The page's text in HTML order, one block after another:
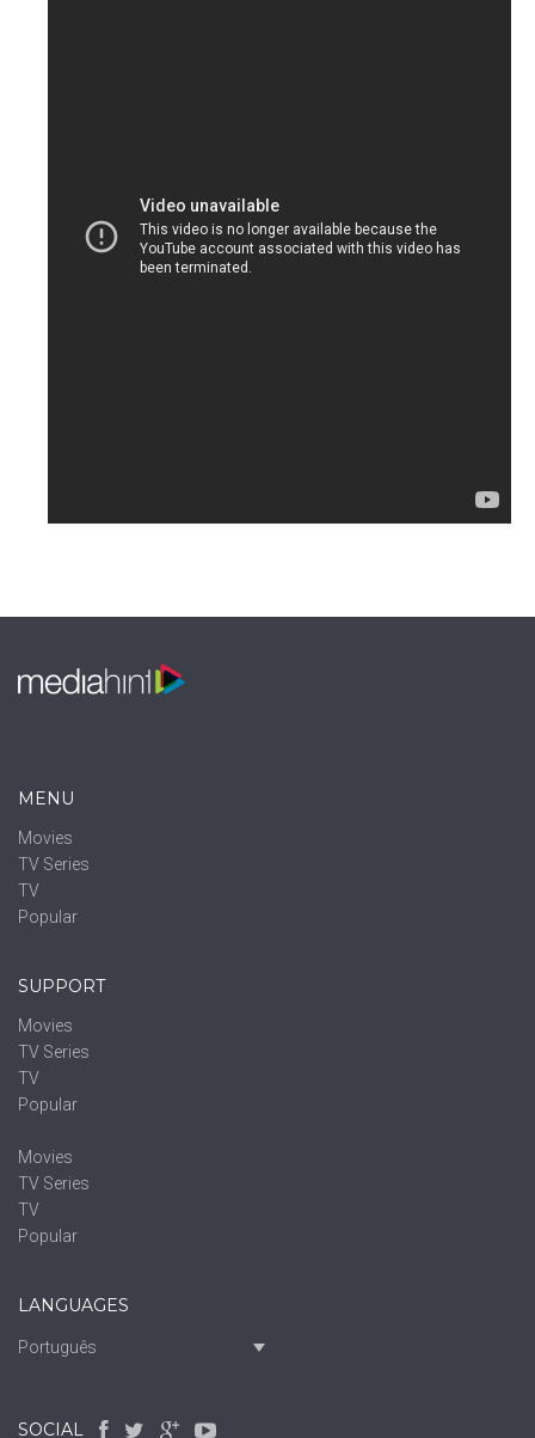
MENU
Movies
TV Series
TV
Popular
SUPPORT
Movies
TV Series
TV
Popular
Movies
TV Series
TV
Popular
LANGUAGES
Português
SOCIAL